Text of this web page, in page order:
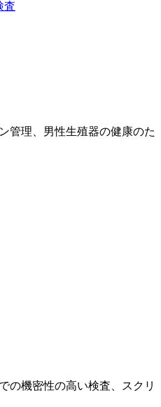
査
管理、男性生殖器の健康のた
の機密性の高い検査、スクリ